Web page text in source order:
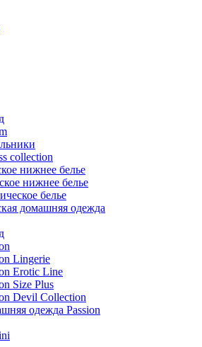
collection
нижнее белье
нижнее белье
белье
домашняя одежда
Lingerie
Erotic Line
Size Plus
Devil Collection
одежда Passion